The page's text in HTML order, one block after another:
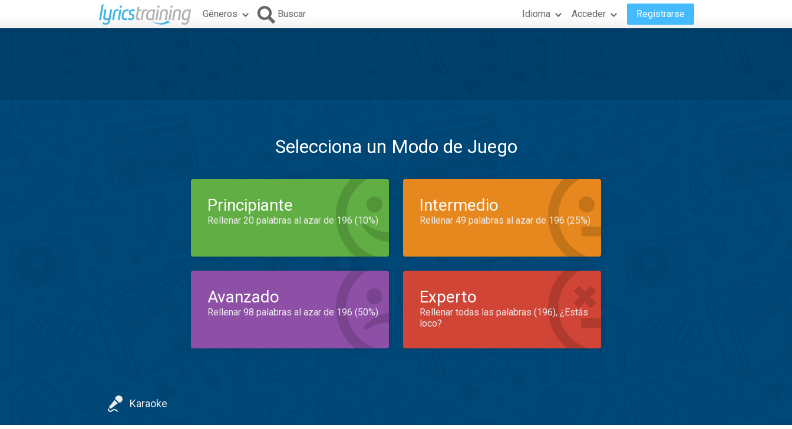
Géneros Buscar Idioma Acceder Registrarse
Selecciona un Modo de Juego
Principiante
Rellenar 20 palabras al azar de 196 (10%)
Intermedio
Rellenar 49 palabras al azar de 196 (25%)
Avanzado
Rellenar 98 palabras al azar de 196 (50%)
Experto
Rellenar todas las palabras (196), ¿Estás
loco?
Karaoke